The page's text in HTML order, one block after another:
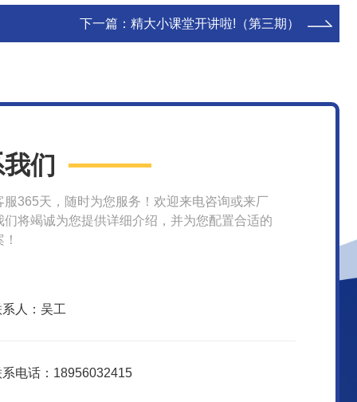
下一篇： 精大小课堂开讲啦!（第三期）
们
服365天，随时为您服务！欢迎来电咨询或来厂
们将竭诚为您提供详细介绍，并为您配置合适的
人：吴工
系电话：18956032415